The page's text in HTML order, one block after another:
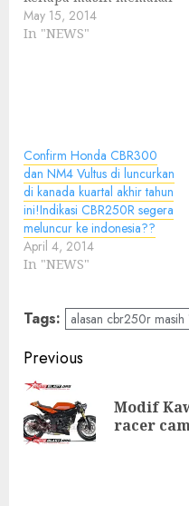
mesin 1silinder
sedangkan
membekuk ninja 250
karbu. Oke klo ninja
250karbu saat itu mash
belum ada
ubahan.banyak yang
bilang ninja 250karbu…
May 15, 2014
In "NEWS"
Confirm Honda CBR300
dan NM4 Vultus di luncurkan
di kanada kuartal akhir tahun
ini!Indikasi CBR250R segera
meluncur ke indonesia??
April 4, 2014
In "NEWS"
Tags: alasan cbr250r masih
Post
navigation
Previous
Modif
racer